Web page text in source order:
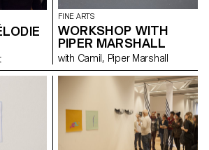
FINE ARTS
WORKSHOP WITH
PIPER MARSHALL
with Camil, Piper Marshall